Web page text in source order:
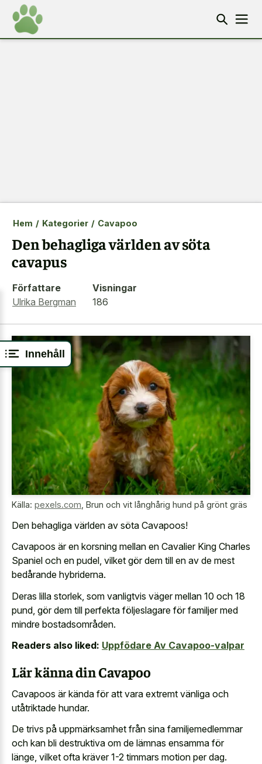
Innehåll
Hem / Kategorier / Cavapoo
Den behagliga världen av söta
cavapus
Författare
Ulrika Bergman
Visningar
186
Källa: pexels.com Brun och vit långhårig hund på grönt gräs
Den behagliga världen av söta Cavapoos!
Cavapoos är en korsning mellan en Cavalier King Charles
Spaniel och en pudel, vilket gör dem till en av de mest
bedårande hybriderna.
Deras lilla storlek, som vanligtvis väger mellan 10 och 18
pund, gör dem till perfekta följeslagare för familjer med
mindre bostadsområden.
Readers also liked: Uppfödare Av Cavapoo-valpar
Lär känna din Cavapoo
Cavapoos är kända för att vara extremt vänliga och
utåtriktade hundar.
De trivs på uppmärksamhet från sina familjemedlemmar
och kan bli destruktiva om de lämnas ensamma för
länge, vilket ofta kräver 1-2 timmars motion per dag.